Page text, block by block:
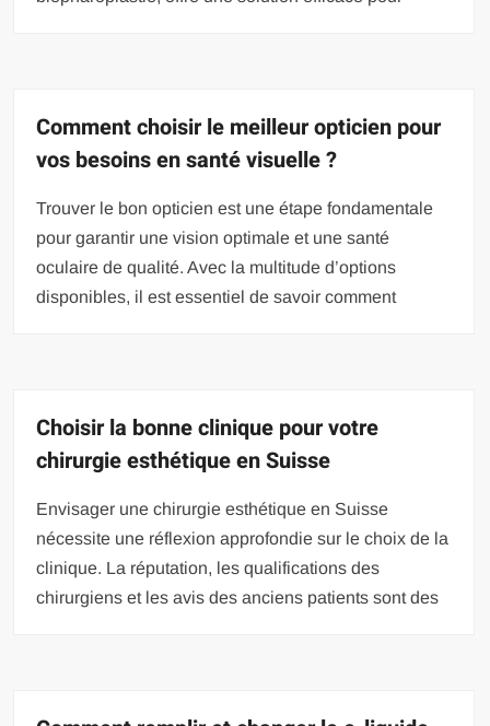
Comment choisir le meilleur opticien pour
vos besoins en santé visuelle ?
Trouver le bon opticien est une étape fondamentale
pour garantir une vision optimale et une santé
oculaire de qualité. Avec la multitude d’options
disponibles, il est essentiel de savoir comment
Choisir la bonne clinique pour votre
chirurgie esthétique en Suisse
Envisager une chirurgie esthétique en Suisse
nécessite une réflexion approfondie sur le choix de la
clinique. La réputation, les qualifications des
chirurgiens et les avis des anciens patients sont des